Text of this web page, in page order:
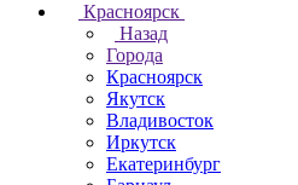
Красноярск
Назад
Города
Красноярск
Якутск
Владивосток
Иркутск
Екатеринбург